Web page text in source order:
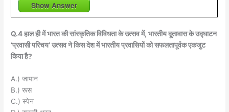
Show Answer
Q.4 हाल ही में भारत की सांस्कृतिक विविधता के उत्सव में, भारतीय दूतावास के उद्घाटन
‘प्रवासी परिचय’ उत्सव ने किस देश में भारतीय प्रवासियों को सफलतापूर्वक एकजुट
किया है?
A.) जापान
B.) रूस
C.) स्पेन